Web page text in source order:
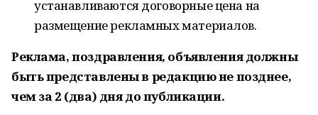
устанавливаются договорные цена на
размещение рекламных материалов.
Реклама, поздравления, объявления должны
быть представлены в редакцию не позднее,
чем за 2 (два) дня до публикации.